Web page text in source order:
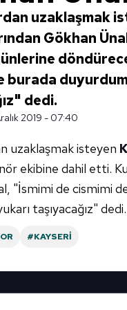
uzaklaşmak
Gökhan
burada
dedi.
2019 - 07:40
uzaklaşmak isteyen
ekibine dahil etti.
"İsmimi de cismimi
taşıyacağız" dedi.
#KAYSERI